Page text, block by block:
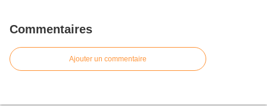
Commentaires
Ajouter un commentaire